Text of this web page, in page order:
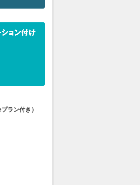
ラン付き）